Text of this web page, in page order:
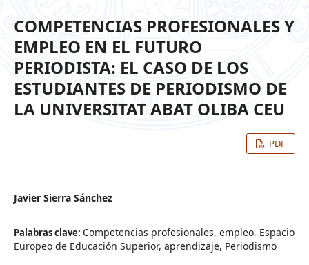
COMPETENCIAS PROFESIONALES Y
EMPLEO EN EL FUTURO
PERIODISTA: EL CASO DE LOS
ESTUDIANTES DE PERIODISMO DE
LA UNIVERSITAT ABAT OLIBA CEU
PDF
Javier Sierra Sánchez
Palabras clave: Competencias profesionales, empleo, Espacio
Europeo de Educación Superior, aprendizaje, Periodismo